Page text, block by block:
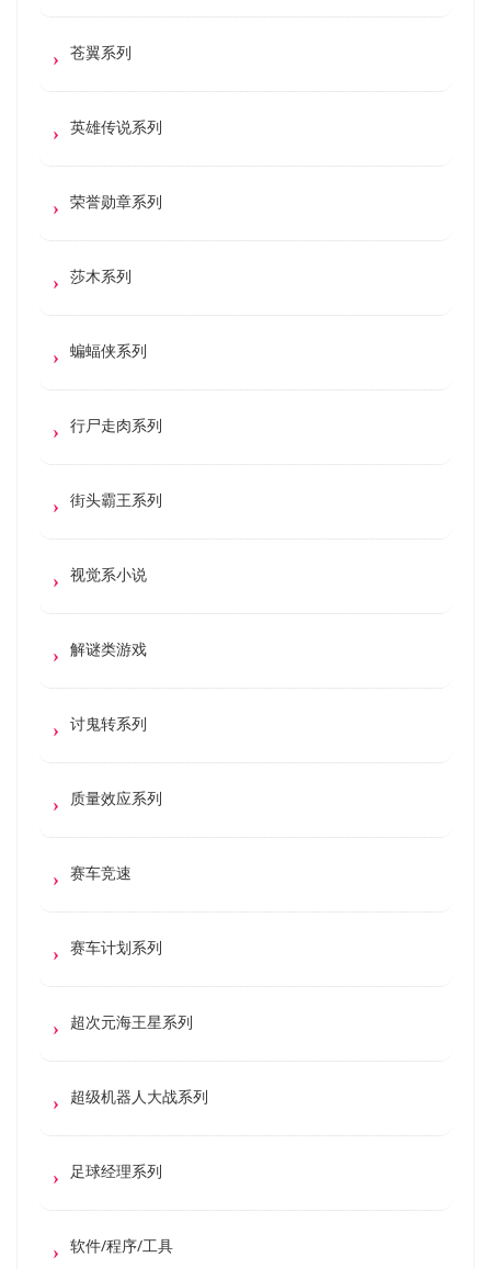
苍翼系列
英雄传说系列
荣誉勋章系列
莎木系列
蝙蝠侠系列
行尸走肉系列
街头霸王系列
视觉系小说
解谜类游戏
讨鬼转系列
质量效应系列
赛车竞速
赛车计划系列
超次元海王星系列
超级机器人大战系列
足球经理系列
软件/程序/工具